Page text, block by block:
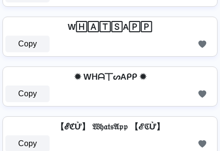
W🄷🄰🅃🅂A🄿🄿
Copy
✹ Wᕼᗩ丅ᔕAᑭᑭ ✹
Copy
【ℰℭỬ】 𝔚𝔥𝔞𝔱𝔰𝔄𝔭𝔭 【ℰℭỬ】
Copy